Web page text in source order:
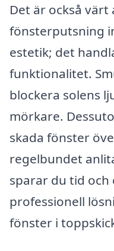
Det är också
fönsterputsning
estetik; det
funktionalitet.
blockera solens
mörkare.
skada fönster
regelbundet
sparar du tid och
professionell
fönster i